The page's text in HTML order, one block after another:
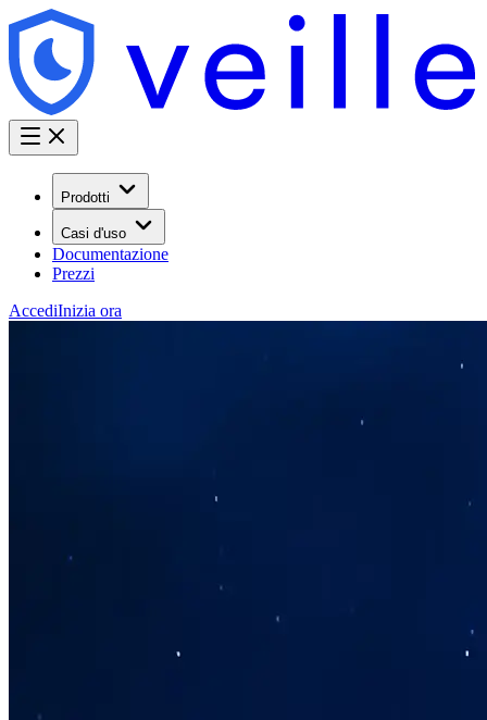
Prodotti
Casi d'uso
Documentazione
Prezzi
AccediInizia ora